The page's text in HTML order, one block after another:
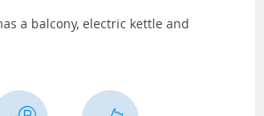
a balcony, electric kettle and